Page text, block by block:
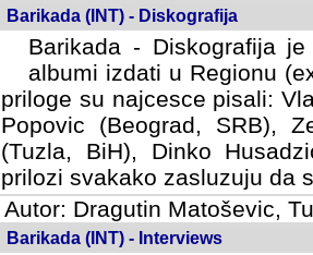
Barikada (INT) - Diskografija
Barikada - Diskografija
albumi izdati u Regionu
priloge su najcesce pisali:
Popovic (Beograd, SRB),
(Tuzla, BiH), Dinko
prilozi svakako zasluzuju da
Autor: Dragutin Matoševic,
Barikada (INT) - Interviews